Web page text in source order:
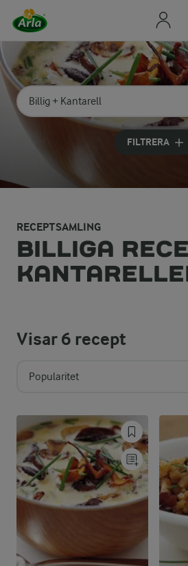
Sök på kategori eller ingrediens
Skriv in sökord för att få förslag
FILTRERA
RECEPTSAMLING
BILLIGA
Visar6 recept
Popularitet